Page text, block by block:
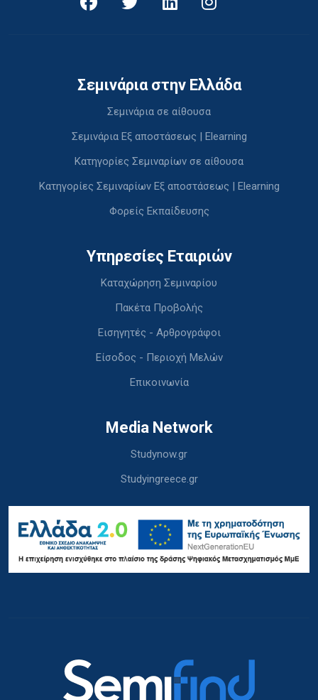
Σεμινάρια στην Ελλάδα
Σεμινάρια σε αίθουσα
Σεμινάρια Εξ αποστάσεως | Elearning
Κατηγορίες Σεμιναρίων σε αίθουσα
Κατηγορίες Σεμιναρίων Εξ αποστάσεως | Elearning
Φορείς Εκπαίδευσης
Υπηρεσίες Εταιριών
Καταχώρηση Σεμιναρίου
Πακέτα Προβολής
Εισηγητές - Αρθρογράφοι
Είσοδος - Περιοχή Μελών
Επικοινωνία
Media Network
Studynow.gr
Studyingreece.gr